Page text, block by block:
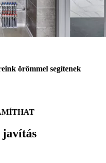
örömmel segítenek